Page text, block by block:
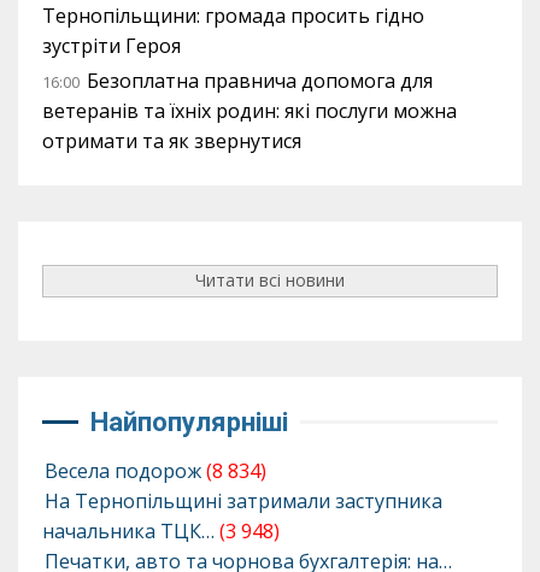
Тернопільщини: громада просить гідно
зустріти Героя
16:00 Безоплатна правнича допомога для
ветеранів та їхніх родин: які послуги можна
отримати та як звернутися
Читати всі новини
Найпопулярніші
Весела подорож(8 834)
На Тернопільщині затримали заступника
начальника ТЦК… (3 948)
Печатки, авто та чорнова бухгалтерія: на…